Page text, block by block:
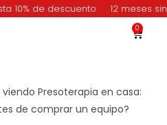
de descuento 12 meses sin
0